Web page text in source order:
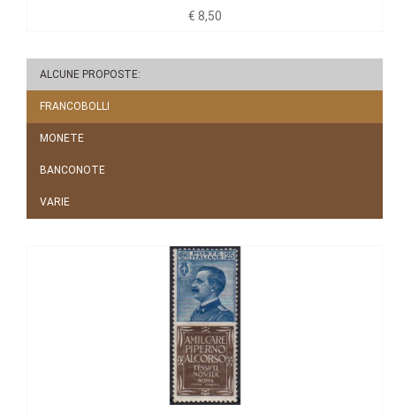
€ 8,50
ALCUNE PROPOSTE:
FRANCOBOLLI
MONETE
BANCONOTE
VARIE